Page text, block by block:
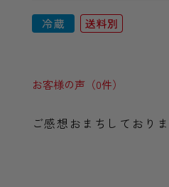
お客様の声（0件）
ご感想おまちしておりま